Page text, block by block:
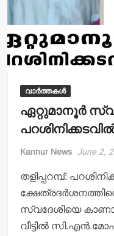
വാർത്തകൾ
ഏറ്റുമാനൂര്‍
Kannur News June 2,
തളിപ്പറമ്പ്:
സ്വദേശിയെ
വീട്ടില്‍